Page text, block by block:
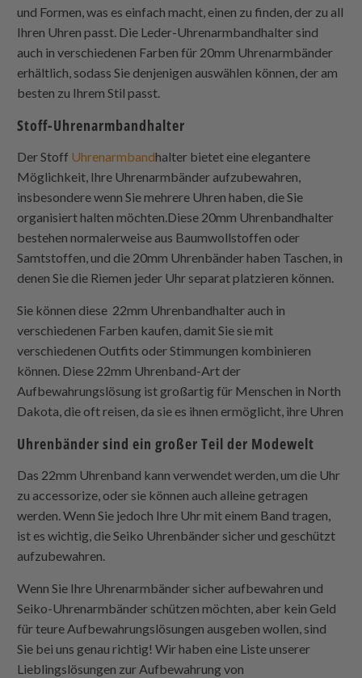
und Formen, was es einfach macht, einen zu finden, der zu all
Ihren Uhren passt. Die Leder-Uhrenarmbandhalter sind
auch in verschiedenen Farben für 20mm Uhrenarmbänder
erhältlich, sodass Sie denjenigen auswählen können, der am
besten zu Ihrem Stil passt.
Stoff-Uhrenarmbandhalter
Der Stoff Uhrenarmbandhalter bietet eine elegantere
Möglichkeit, Ihre Uhrenarmbänder aufzubewahren,
insbesondere wenn Sie mehrere Uhren haben, die Sie
organisiert halten möchten.Diese 20mm Uhrenbandhalter
bestehen normalerweise aus Baumwollstoffen oder
Samtstoffen, und die 20mm Uhrenbänder haben Taschen, in
denen Sie die Riemen jeder Uhr separat platzieren können.
Sie können diese 22mm Uhrenbandhalter auch in
verschiedenen Farben kaufen, damit Sie sie mit
verschiedenen Outfits oder Stimmungen kombinieren
können. Diese 22mm Uhrenband-Art der
Aufbewahrungslösung ist großartig für Menschen in North
Dakota, die oft reisen, da sie es ihnen ermöglicht, ihre Uhren
Uhrenbänder sind ein großer Teil der Modewelt
Das 22mm Uhrenband kann verwendet werden, um die Uhr
zu accessorize, oder sie können auch alleine getragen
werden. Wenn Sie jedoch Ihre Uhr mit einem Band tragen,
ist es wichtig, die Seiko Uhrenbänder sicher und geschützt
aufzubewahren.
Wenn Sie Ihre Uhrenarmbänder sicher aufbewahren und
Seiko-Uhrenarmbänder schützen möchten, aber kein Geld
für teure Aufbewahrungslösungen ausgeben wollen, sind
Sie bei uns genau richtig! Wir haben eine Liste unserer
Lieblingslösungen zur Aufbewahrung von